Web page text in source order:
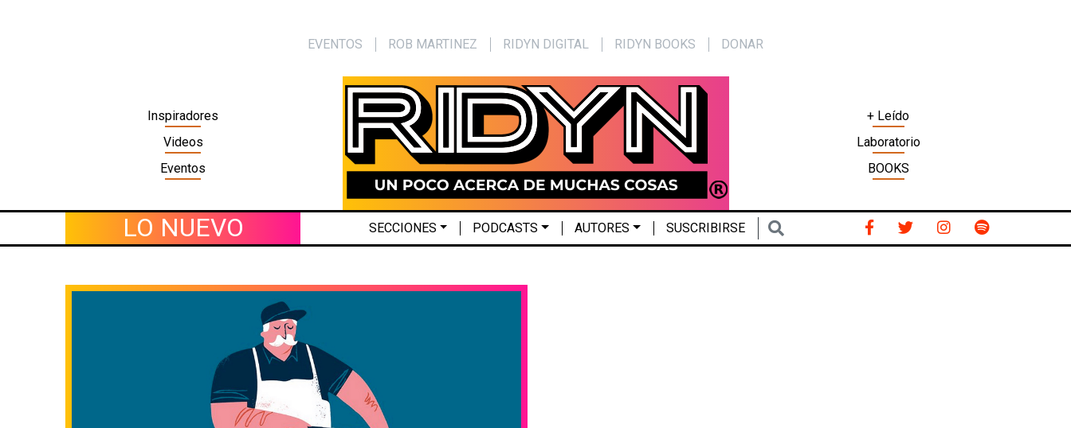
EVENTOS ROB MARTINEZ RIDYN DIGITAL RIDYN BOOKS DONAR
Inspiradores
Videos
Eventos
+ Leído
Laboratorio
BOOKS
LO NUEVO SECCIONES PODCASTS AUTORES SUSCRIBIRSE